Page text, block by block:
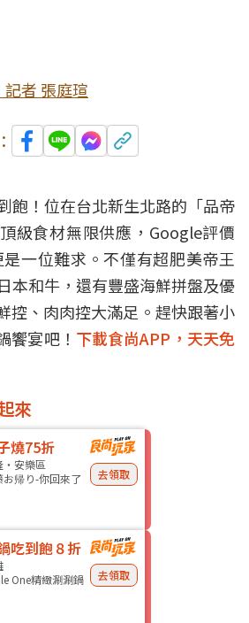
記者 張庭瑄
飽！位在台北新生北路的「品帝
級食材無限供應，Google評價
一位難求。不僅有超肥美帝王
本和牛，還有豐盛海鮮拼盤及優
控、肉肉控大滿足。趕快跟著小
饗宴吧！ 下載食尚APP，天天免
來
燒75折
・安樂區
お帰り-你回來了
去領取
吃到飽８折
One精緻涮涮鍋
去領取